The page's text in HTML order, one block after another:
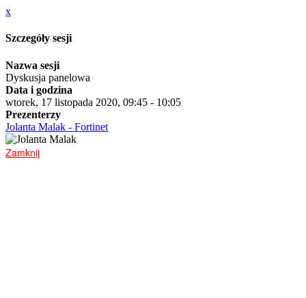
x
Szczegóły sesji
Nazwa sesji
Dyskusja panelowa
Data i godzina
wtorek, 17 listopada 2020, 09:45 - 10:05
Prezenterzy
Jolanta Malak - Fortinet
Zamknij